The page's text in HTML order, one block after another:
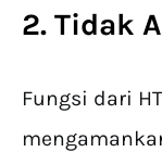
2. Tidak
Fungsi dari